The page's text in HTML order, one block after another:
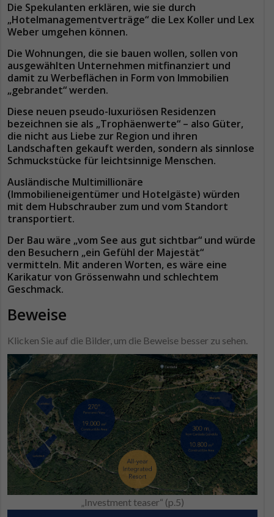
Die Spekulanten erklären, wie sie durch
„Hotelmanagementverträge“ die Lex Koller und Lex
Weber umgehen können.
Die Wohnungen, die sie bauen wollen, sollen von
ausgewählten Unternehmen mitfinanziert und
damit zu Werbeflächen in Form von Immobilien
„gebrandet“ werden.
Diese neuen pseudo-luxuriösen Residenzen
bezeichnen sie als „Trophäenwerte“ – also Güter,
die nicht aus Liebe zur Region und ihren
Landschaften gekauft werden, sondern als sinnlose
Schmuckstücke für leichtsinnige Menschen.
Ausländische Multimillionäre
(Immobilieneigentümer und Hotelgäste) würden
mit dem Hubschrauber zum und vom Standort
transportiert.
Der Bau wäre „vom See aus gut sichtbar“ und würde
den Besuchern „ein Gefühl der Majestät“
vermitteln. Mit anderen Worten, es wäre eine
Karikatur von Grössenwahn und schlechtem
Geschmack.
Beweise
Klicken Sie auf die Bilder, um die Beweise besser zu sehen.
„Investment teaser“ (p.5)